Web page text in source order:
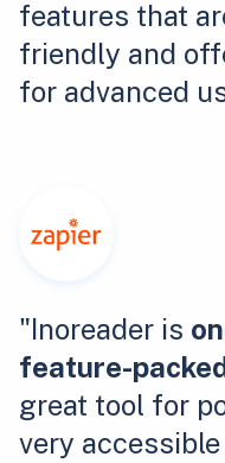
features that
friendly and
for advanced
"Inoreader is
feature-
great tool for
very